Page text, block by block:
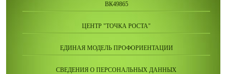
ВК49865
ЦЕНТР "ТОЧКА РОСТА"
ЕДИНАЯ МОДЕЛЬ ПРОФОРИЕНТАЦИИ
СВЕДЕНИЯ О ПЕРСОНАЛЬНЫХ ДАННЫХ